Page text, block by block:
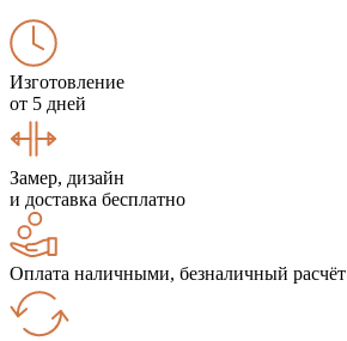
Изготовление
от 5 дней
Замер, дизайн
и доставка бесплатно
Оплата наличными, безналичный расчёт